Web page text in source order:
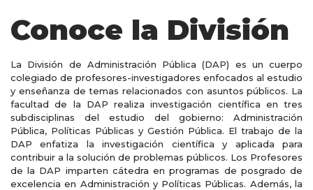
Conoce la División
La División de Administración Pública (DAP) es un cuerpo
colegiado de profesores-investigadores enfocados al estudio
y enseñanza de temas relacionados con asuntos públicos. La
facultad de la DAP realiza investigación científica en tres
subdisciplinas del estudio del gobierno: Administración
Pública, Políticas Públicas y Gestión Pública. El trabajo de la
DAP enfatiza la investigación científica y aplicada para
contribuir a la solución de problemas públicos. Los Profesores
de la DAP imparten cátedra en programas de posgrado de
excelencia en Administración y Políticas Públicas. Además, la